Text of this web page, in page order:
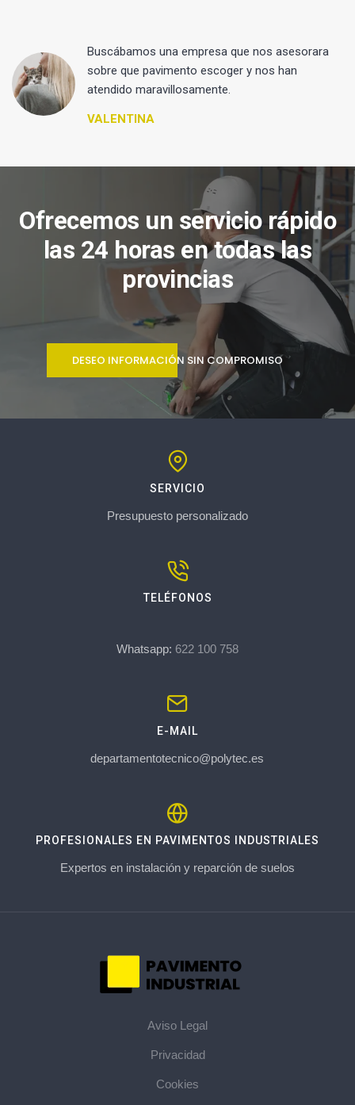
Buscábamos una empresa que nos asesorara
sobre que pavimento escoger y nos han
atendido maravillosamente.
VALENTINA
Ofrecemos un servicio rápido
las 24 horas en todas las
provincias
DESEO INFORMACIÓN SIN COMPROMISO
SERVICIO
Presupuesto personalizado
TELÉFONOS
Whatsapp: 622 100 758
E-MAIL
departamentotecnico@polytec.es
PROFESIONALES EN PAVIMENTOS INDUSTRIALES
Expertos en instalación y reparción de suelos
Aviso Legal
Privacidad
Cookies